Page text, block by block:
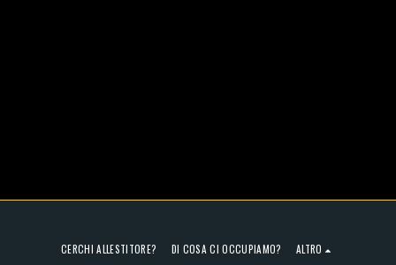
CERCHI ALLESTITORE? DI COSA CI OCCUPIAMO? ALTRO